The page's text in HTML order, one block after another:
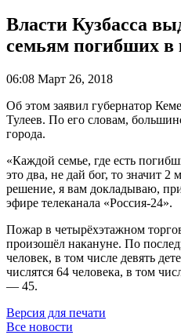
Власти Кузбасса
семьям погибших в
06:08 Март 26, 2018
Об этом заявил губернатор
Тулеев. По его словам,
города.
«Каждой семье, где есть
это два, не дай бог, то значит
решение, я вам докладываю,
эфире телеканала «Россия-24».
Пожар в четырёхэтажном
произошёл накануне. По
человек, в том числе девять
числятся 64 человека, в том
— 45.
Версия для печати
Все новости